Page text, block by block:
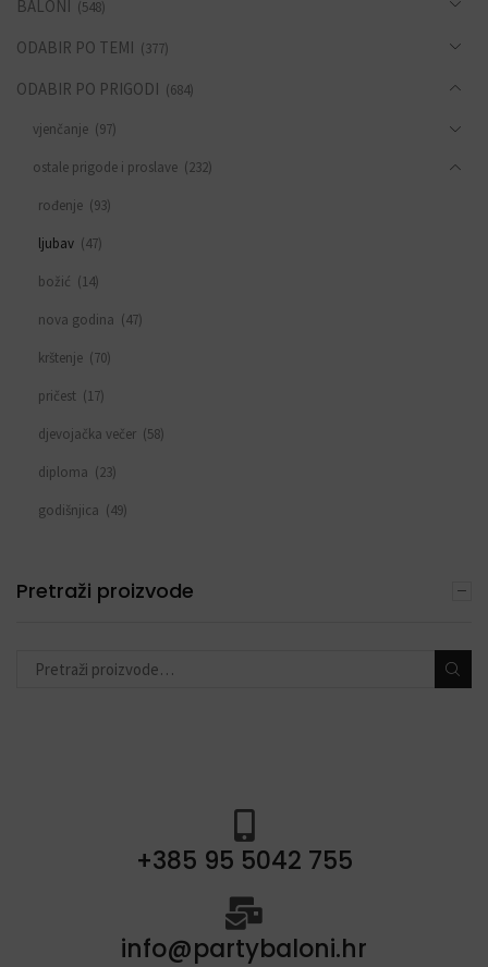
BALONI (548)
ODABIR PO TEMI (377)
ODABIR PO PRIGODI (684)
vjenčanje (97)
ostale prigode i proslave (232)
rođenje (93)
ljubav (47)
božić (14)
nova godina (47)
krštenje (70)
pričest (17)
djevojačka večer (58)
diploma (23)
godišnjica (49)
DEKORACIJE S BALONIMA
DODACI ZA PROSLAVE
Pretraži proizvode
+385 95 5042 755
info@partybaloni.hr